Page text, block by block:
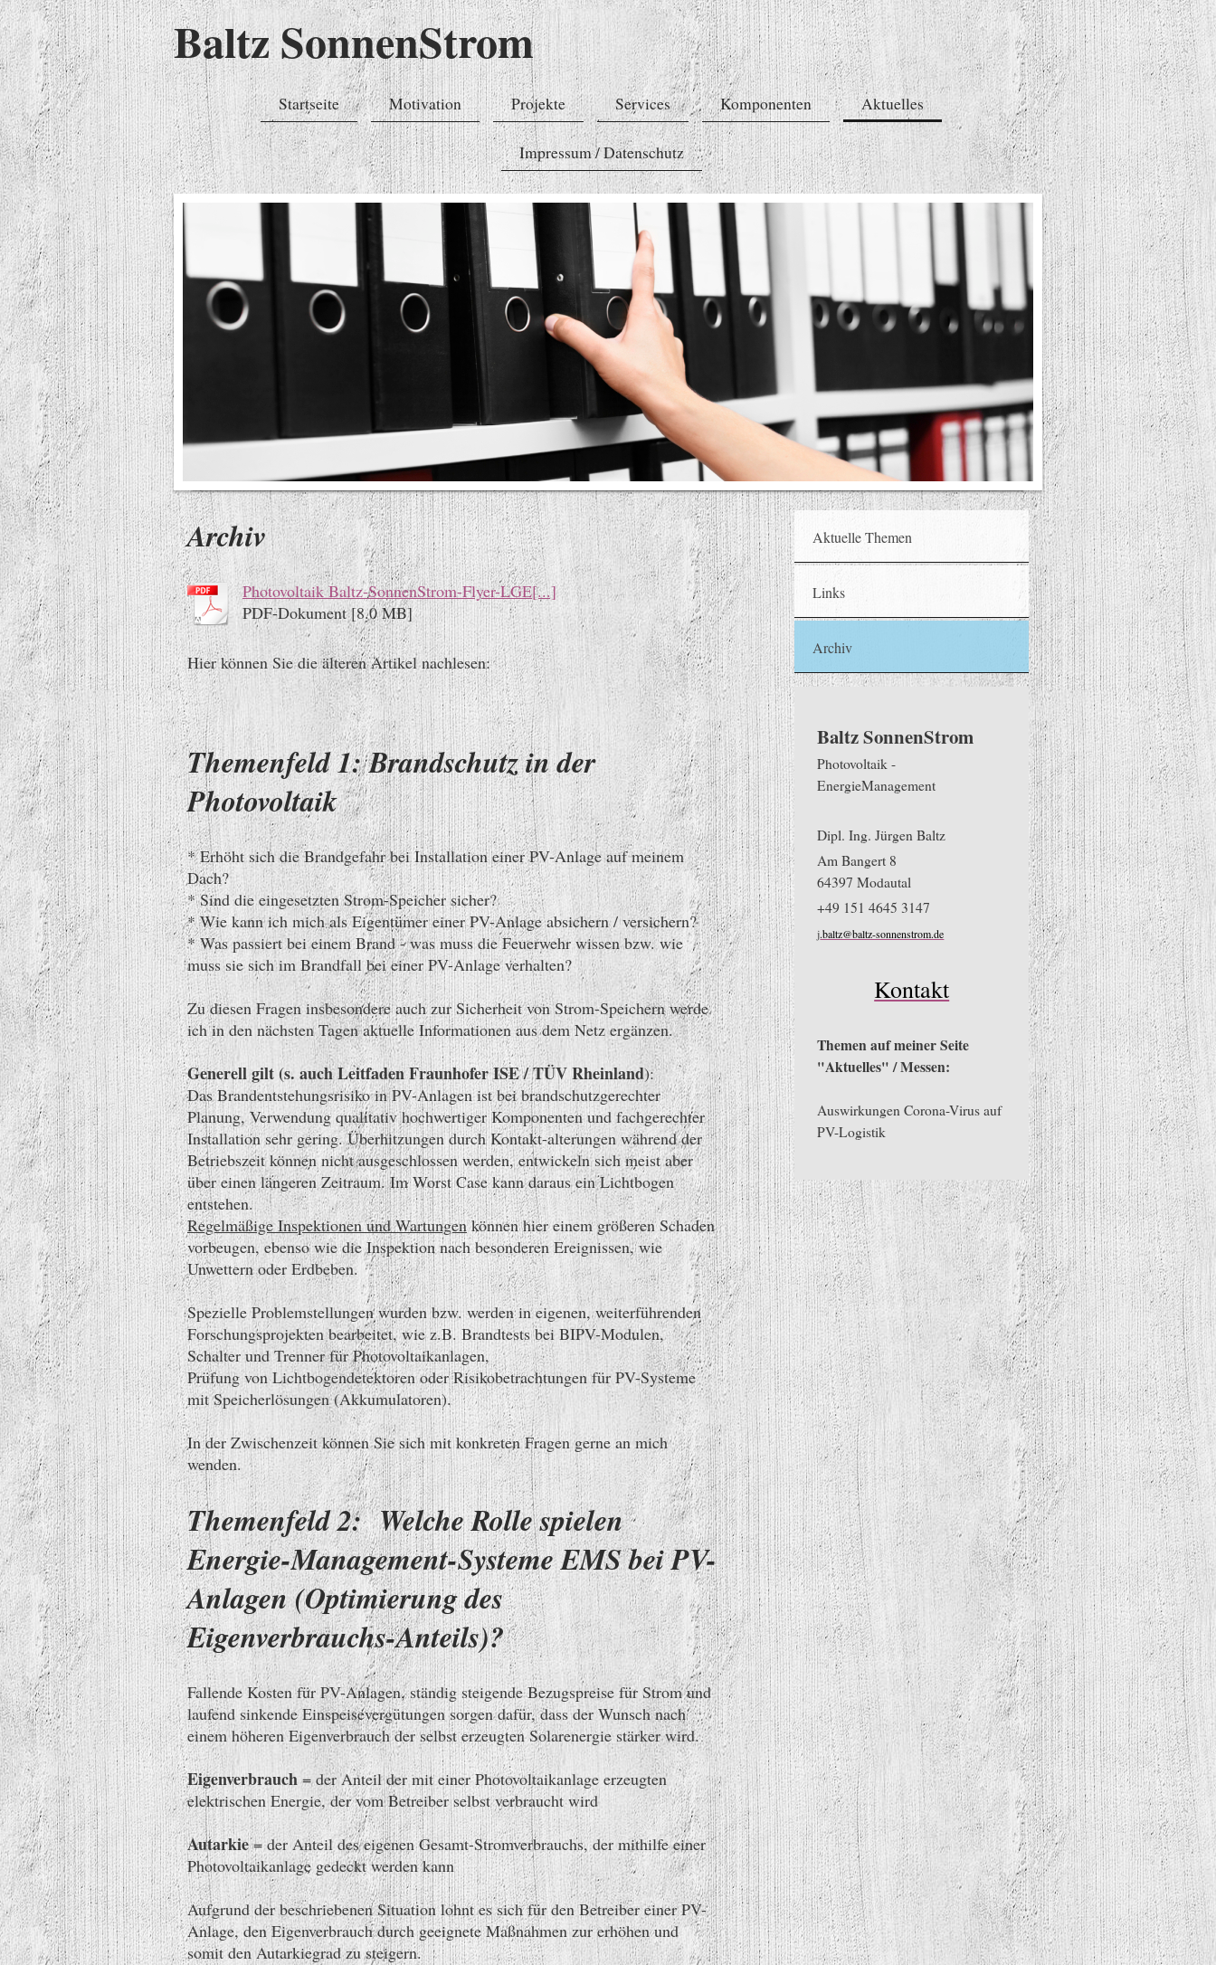
Baltz SonnenStrom
Startseite Motivation Projekte Services Komponenten Aktuelles
Impressum / Datenschutz
Archiv
Photovoltaik Baltz-SonnenStrom-Flyer-LGE[...]
PDF-Dokument [8.0 MB]
Hier können Sie die älteren Artikel nachlesen:
Themenfeld 1: Brandschutz in der
Photovoltaik
* Erhöht sich die Brandgefahr bei Installation einer PV-Anlage auf meinem
Dach?
* Sind die eingesetzten Strom-Speicher sicher?
* Wie kann ich mich als Eigentümer einer PV-Anlage absichern / versichern?
* Was passiert bei einem Brand - was muss die Feuerwehr wissen bzw. wie
muss sie sich im Brandfall bei einer PV-Anlage verhalten?
Zu diesen Fragen insbesondere auch zur Sicherheit von Strom-Speichern werde
ich in den nächsten Tagen aktuelle Informationen aus dem Netz ergänzen.
Generell gilt (s. auch Leitfaden Fraunhofer ISE / TÜV Rheinland):
Das Brandentstehungsrisiko in PV-Anlagen ist bei brandschutzgerechter
Planung, Verwendung qualitativ hochwertiger Komponenten und fachgerechter
Installation sehr gering. Überhitzungen durch Kontakt-alterungen während der
Betriebszeit können nicht ausgeschlossen werden, entwickeln sich meist aber
über einen längeren Zeitraum. Im Worst Case kann daraus ein Lichtbogen
entstehen.
Regelmäßige Inspektionen und Wartungenkönnen hier einem größeren Schaden
vorbeugen, ebenso wie die Inspektion nach besonderen Ereignissen, wie
Unwettern oder Erdbeben.
Spezielle Problemstellungen wurden bzw. werden in eigenen, weiterführenden
Forschungsprojekten bearbeitet, wie z.B. Brandtests bei BIPV-Modulen,
Schalter und Trenner für Photovoltaikanlagen,
Prüfung von Lichtbogendetektoren oder Risikobetrachtungen für PV-Systeme
mit Speicherlösungen (Akkumulatoren).
In der Zwischenzeit können Sie sich mit konkreten Fragen gerne an mich
wenden.
Themenfeld 2: Welche Rolle spielen
Energie-Management-Systeme EMS bei PV-
Anlagen (Optimierung des
Eigenverbrauchs-Anteils)?
Fallende Kosten für PV-Anlagen, ständig steigende Bezugspreise für Strom und
laufend sinkende Einspeisevergütungen sorgen dafür, dass der Wunsch nach
einem höheren Eigenverbrauch der selbst erzeugten Solarenergie stärker wird.
Eigenverbrauch= der Anteil der mit einer Photovoltaikanlage erzeugten
elektrischen Energie, der vom Betreiber selbst verbraucht wird
Autarkie= der Anteil des eigenen Gesamt-Stromverbrauchs, der mithilfe einer
Photovoltaikanlage gedeckt werden kann
Aufgrund der beschriebenen Situation lohnt es sich für den Betreiber einer PV-
Anlage, den Eigenverbrauch durch geeignete Maßnahmen zur erhöhen und
somit den Autarkiegrad zu steigern.
Aktuelle Themen
Links
Archiv
Baltz SonnenStrom
Photovoltaik -
EnergieManagement
Dipl. Ing. Jürgen Baltz
Am Bangert 8
64397 Modautal
+49 151 4645 3147
j.baltz@baltz-sonnenstrom.de
Kontakt
Themen auf meiner Seite
"Aktuelles" / Messen:
Auswirkungen Corona-Virus auf
PV-Logistik